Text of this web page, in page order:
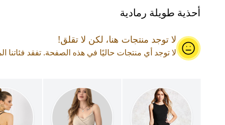
أحذية طويلة رمادية
لا توجد منتجات هنا، لكن لا تقلق!
لا توجد أي منتجات حاليًا في هذه الصفحة. تفقد فئاتنا